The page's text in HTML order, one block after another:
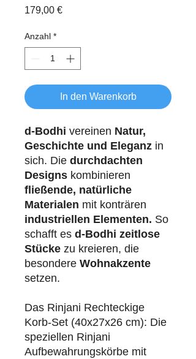
179,00 €Preis
Anzahl *
In den Warenkorb
d-Bodhi vereinen Natur,
Geschichte und Eleganz in
sich. Die durchdachten
Designs kombinieren
fließende, natürliche
Materialen mit konträren
industriellen Elementen. So
schafft es d-Bodhi zeitlose
Stücke zu kreieren, die
besondere Wohnakzente
setzen.
Das Rinjani Rechteckige
Korb-Set (40x27x26 cm): Die
speziellen Rinjani
Aufbewahrungskörbe mit